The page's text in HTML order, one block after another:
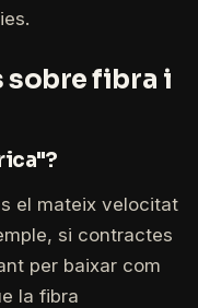
sobre fibra i
el mateix velocitat
si contractes
per baixar com
la fibra